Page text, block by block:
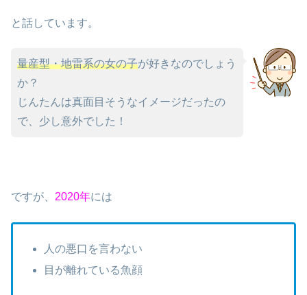
と話しています。
量産型・地雷系の女の子が好きなのでしょう
か？
じんたんは真面目そうなイメージだったの
で、少し意外でした！
ですが、 2020年には
人の悪口を言わない
目が離れている魚顔